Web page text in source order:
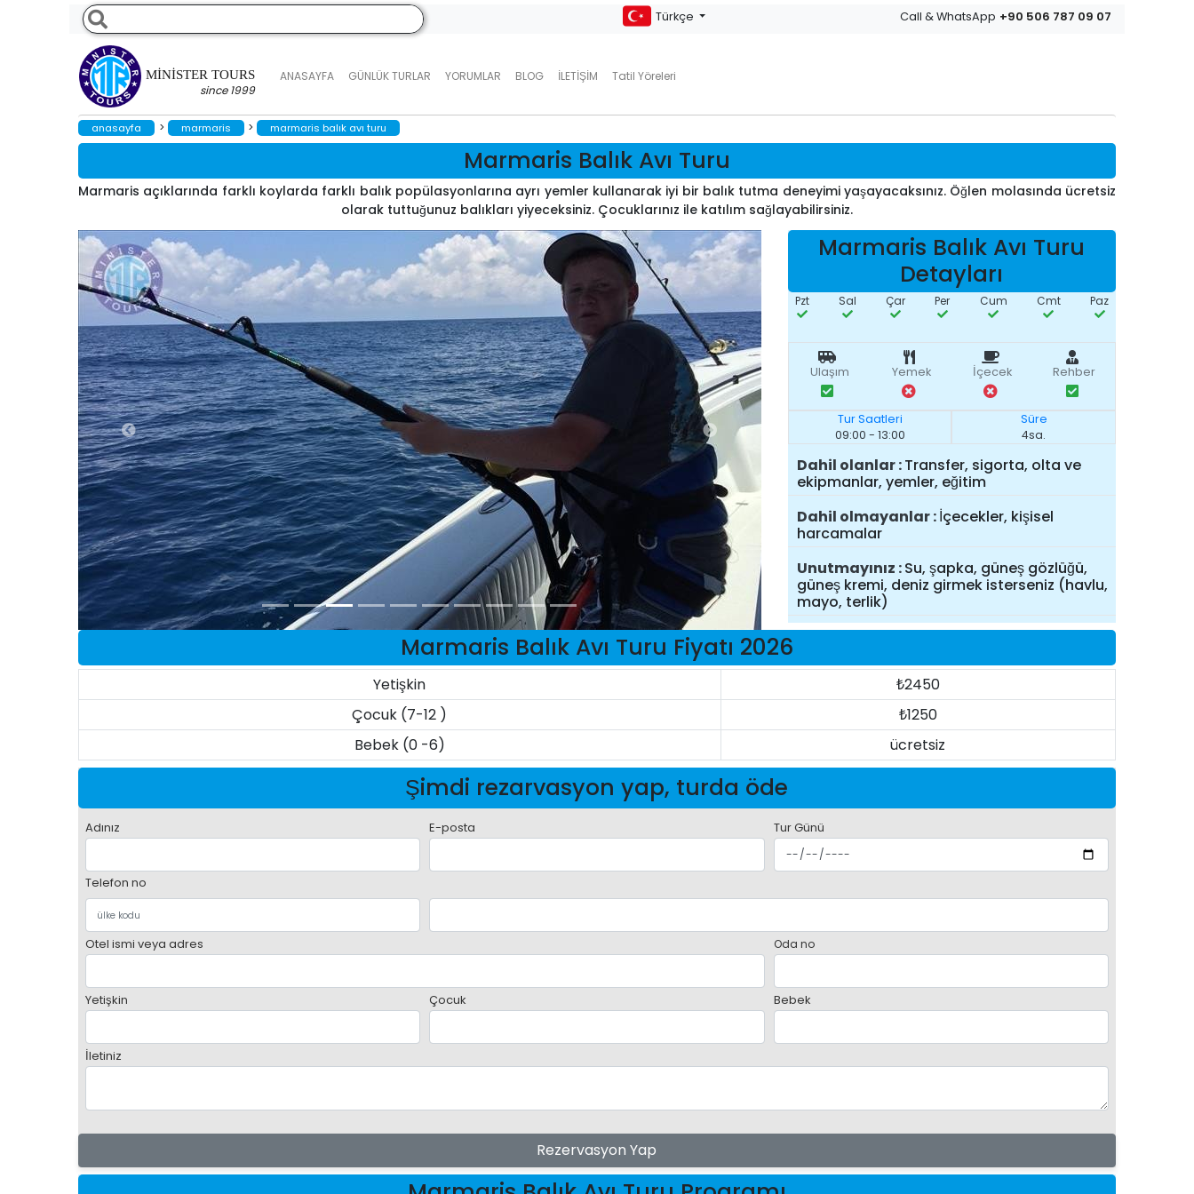
MINISTER TOURS
since 1999
ANASAYFA GÜNLÜK TURLAR YORUMLAR BLOG İLETIŞIM Tatil Yöreleri
Türkçe Call & WhatsApp +90 506 787 09 07
anasayfa > marmaris > marmaris balık avı turu
Marmaris Balık Avı Turu
Marmaris açıklarında farklı koylarda farklı balık popülasyonlarına ayrı yemler kullanarak iyi bir balık tutma deneyimi yaşayacaksınız. Öğlen molasında ücretsiz
olarak tuttuğunuz balıkları yiyeceksiniz. Çocuklarınız ile katılım sağlayabilirsiniz.
Marmaris Balık Avı Turu
Detayları
Pzt Sal Çar Per Cum Cmt Paz
Ulaşım Yemek İçecek Rehber
Tur Saatleri
09:00 - 13:00
Süre
4sa.
Dahil olanlar Transfer, sigorta, olta ve
ekipmanlar, yemler, eğitim
Dahil olmayanlar İçecekler, kişisel
harcamalar
Unutmayınız Su, şapka, güneş gözlüğü,
güneş kremi, deniz girmek isterseniz (havlu,
mayo, terlik)
Marmaris Balık Avı Turu Fiyatı 2026
Yetişkin
₺2450
Çocuk (7-12 )
₺1250
Bebek (0 -6)
ücretsiz
Şimdi rezarvasyon yap, turda öde
Adınız E-posta Tur Günü
Telefon no
Otel ismi veya adres Oda no
Yetişkin Çocuk Bebek
İletiniz
Rezervasyon Yap